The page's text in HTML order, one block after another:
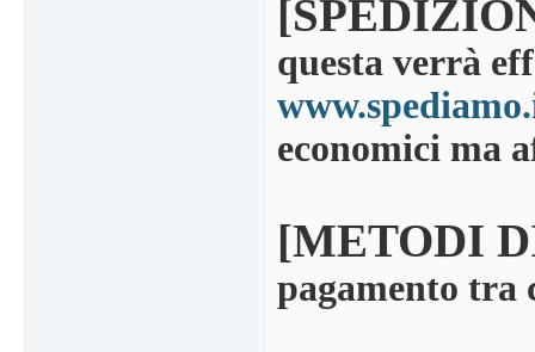
questa verrà
economici ma
[METODI
pagamento tra